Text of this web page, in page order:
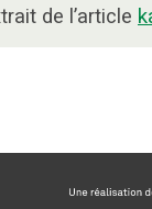
de l’article